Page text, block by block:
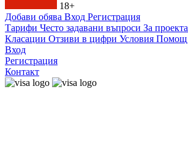
18+
Добави обява Вход Регистрация
Тарифи Често задавани въпроси За проекта
Класации Отзиви в цифри Условия Помощ
Вход
Регистрация
Контакт